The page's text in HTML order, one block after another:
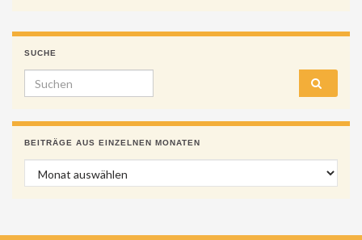
SUCHE
Search for:
BEITRÄGE AUS EINZELNEN MONATEN
Beiträge aus einzelnen Monaten